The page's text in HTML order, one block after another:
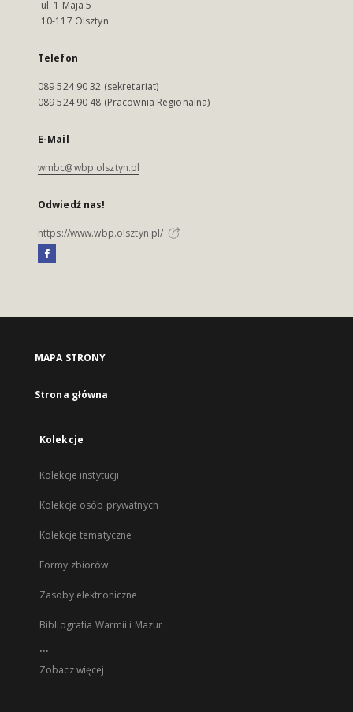
ul. 1 Maja 5
10-117 Olsztyn
Telefon
089 524 90 32 (sekretariat)
089 524 90 48 (Pracownia Regionalna)
E-Mail
wmbc@wbp.olsztyn.pl
Odwiedź nas!
https://www.wbp.olsztyn.pl/
MAPA STRONY
Strona główna
Kolekcje
Kolekcje instytucji
Kolekcje osób prywatnych
Kolekcje tematyczne
Formy zbiorów
Zasoby elektroniczne
Bibliografia Warmii i Mazur
...
Zobacz więcej